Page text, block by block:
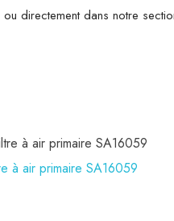
directement dans notre
à air primaire SA16059